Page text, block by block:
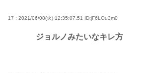
17 : 2021/06/08(火) 12:35:07.51 ID:jF6LOu3m0
ジョルノみたいなキレ方